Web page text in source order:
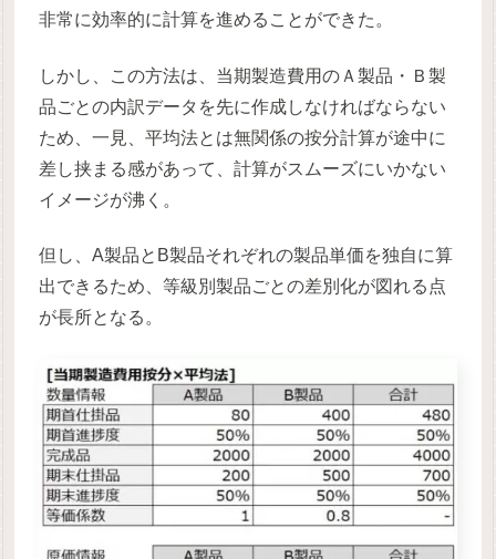
非常に効率的に計算を進めることができた。
しかし、この方法は、当期製造費用のＡ製品・Ｂ製
品ごとの内訳データを先に作成しなければならない
ため、一見、平均法とは無関係の按分計算が途中に
差し挟まる感があって、計算がスムーズにいかない
イメージが沸く。
但し、A製品とB製品それぞれの製品単価を独自に算
出できるため、等級別製品ごとの差別化が図れる点
が長所となる。